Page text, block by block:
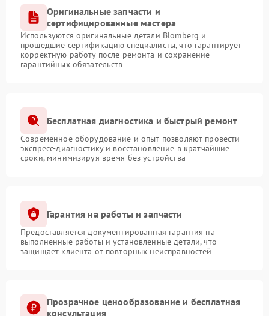
Оригинальные запчасти и
сертифицированные мастера
Используются оригинальные детали Blomberg и
прошедшие сертификацию специалисты, что гарантирует
корректную работу после ремонта и сохранение
гарантийных обязательств
Бесплатная диагностика и быстрый ремонт
Современное оборудование и опыт позволяют провести
экспресс-диагностику и восстановление в кратчайшие
сроки, минимизируя время без устройства
Гарантия на работы и запчасти
Предоставляется документированная гарантия на
выполненные работы и установленные детали, что
защищает клиента от повторных неисправностей
Прозрачное ценообразование и бесплатная
консультация